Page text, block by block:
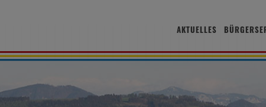
AKTUELLES